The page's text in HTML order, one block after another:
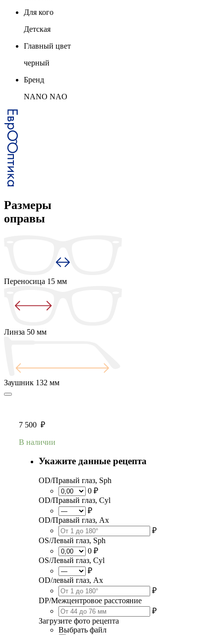
Для кого
Детская
Главный цвет
черный
Бренд
NANO NAO
Размеры
оправы
Переносица 15 мм
Линза 50 мм
Заушник 132 мм
7 500 ₽
В наличии
Укажите данные рецепта
OD/Правый глаз, Sph
0 ₽
OD/Правый глаз, Cyl
₽
OD/Правый глаз, Ax
₽
OS/Левый глаз, Sph
0 ₽
OS/Левый глаз, Cyl
₽
OD/левый глаз, Ax
₽
DP/Межцентровое расстояние
₽
Загрузите фото рецепта
Выбрать файл